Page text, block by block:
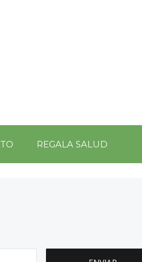
REGALA SALUD